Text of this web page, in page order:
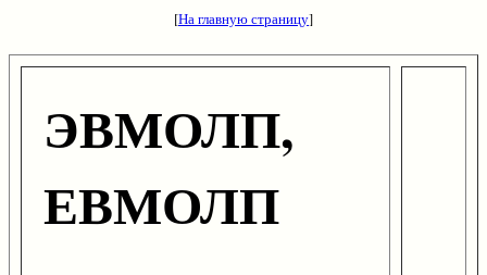
[На главную страницу]
ЭВМОЛП,
ЕВМОЛП